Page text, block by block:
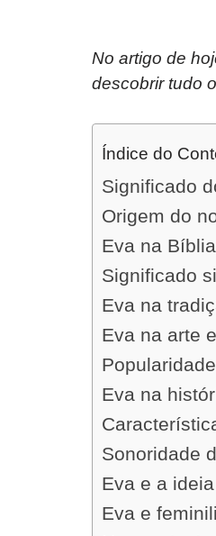
No artigo de
descobrir tudo
Índice do
Significado
Origem do
Eva na Bíblia
Significado
Eva na
Eva na arte
Eva na
Sonoridade
Eva e a
Eva e